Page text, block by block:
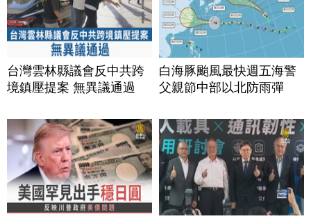
台灣雲林縣議會反中共跨
境鎮壓提案 無異議通過
白海豚颱風最快週五海警
父親節中部以北防雨彈